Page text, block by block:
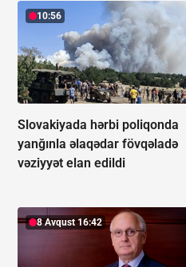
10:56
Slovakiyada hərbi poliqonda
yanğınla əlaqədar fövqəladə
vəziyyət elan edildi
8 Avqust 16:42